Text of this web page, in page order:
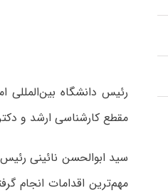
رئیس دانشگاه
مقطع کارشناسی ارشد و
سید ابوالحسن نائینی